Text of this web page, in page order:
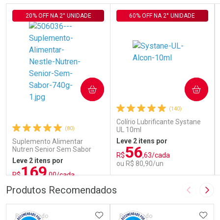
(80)
Suplemento Alimentar
Nutren Senior Sem Sabor
740g
20% OFF NA 2° UNIDADE
Leve 2 itens por
R$169,00/cada
COMPRAR
FECHAR
FECHAR
Por Menos
(140)
Colírio Lubrificante Systane
UL 10ml
60% OFF NA 2° UNIDADE
Leve 2 itens por
R$56,63/cada
ou R$ 80,90/un
COMPRAR
Por Menos
Produtos Recomendados Imagem
Patrocinado ADICIONAR AOS FAVORITOS
Patrocinado